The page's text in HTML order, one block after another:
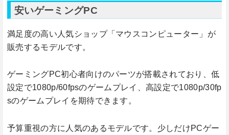
安いゲーミングPC
満足度の高い人気ショップ「マウスコンピューター」が
販売するモデルです。
ゲーミングPC初心者向けのパーツが搭載されており、低
設定で1080p/60fpsのゲームプレイ、高設定で1080p/30fp
sのゲームプレイを期待できます。
予算重視の方に人気のあるモデルです。少しだけPCゲー